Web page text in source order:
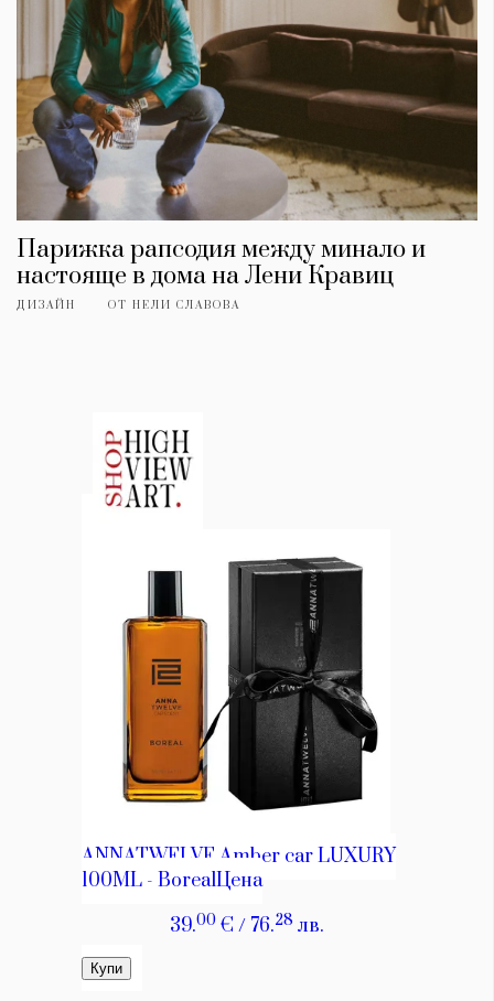
Парижка рапсодия между минало и
настояще в дома на Лени Кравиц
ДИЗАЙН ОТ НЕЛИ СЛАВОВА